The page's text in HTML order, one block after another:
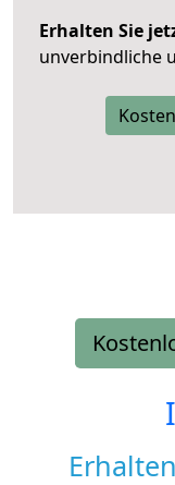
Erhalten Sie
unverbindliche